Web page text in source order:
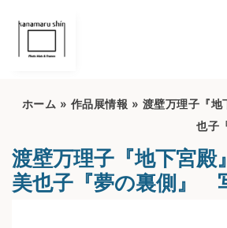
ホーム » 作品展情報 » 渡壁万理子『
也子
渡壁万理子『地下宮
美也子『夢の裏側』